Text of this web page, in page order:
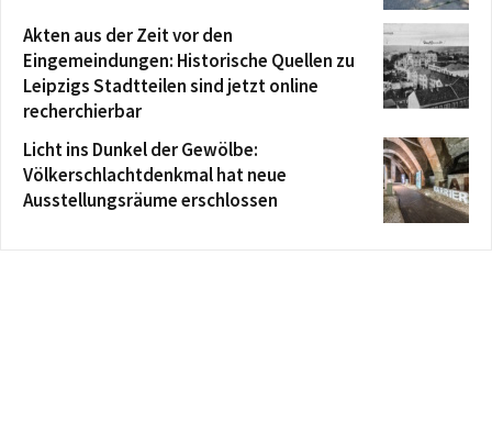
Akten aus der Zeit vor den
Eingemeindungen: Historische Quellen zu
Leipzigs Stadtteilen sind jetzt online
recherchierbar
Licht ins Dunkel der Gewölbe:
Völkerschlachtdenkmal hat neue
Ausstellungsräume erschlossen